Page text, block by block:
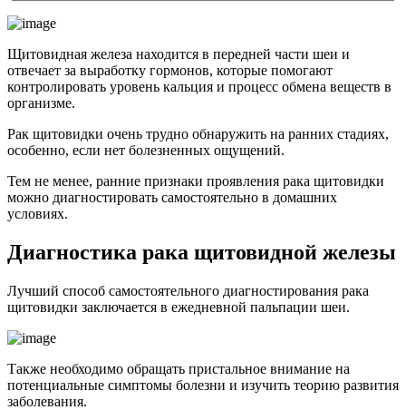
Щитовидная железа находится в передней части шеи и
отвечает за выработку гормонов, которые помогают
контролировать уровень кальция и процесс обмена веществ в
организме.
Рак щитовидки очень трудно обнаружить на ранних стадиях,
особенно, если нет болезненных ощущений.
Тем не менее, ранние признаки проявления рака щитовидки
можно диагностировать самостоятельно в домашних
условиях.
Диагностика рака щитовидной железы
Лучший способ самостоятельного диагностирования рака
щитовидки заключается в ежедневной пальпации шеи.
Также необходимо обращать пристальное внимание на
потенциальные симптомы болезни и изучить теорию развития
заболевания.